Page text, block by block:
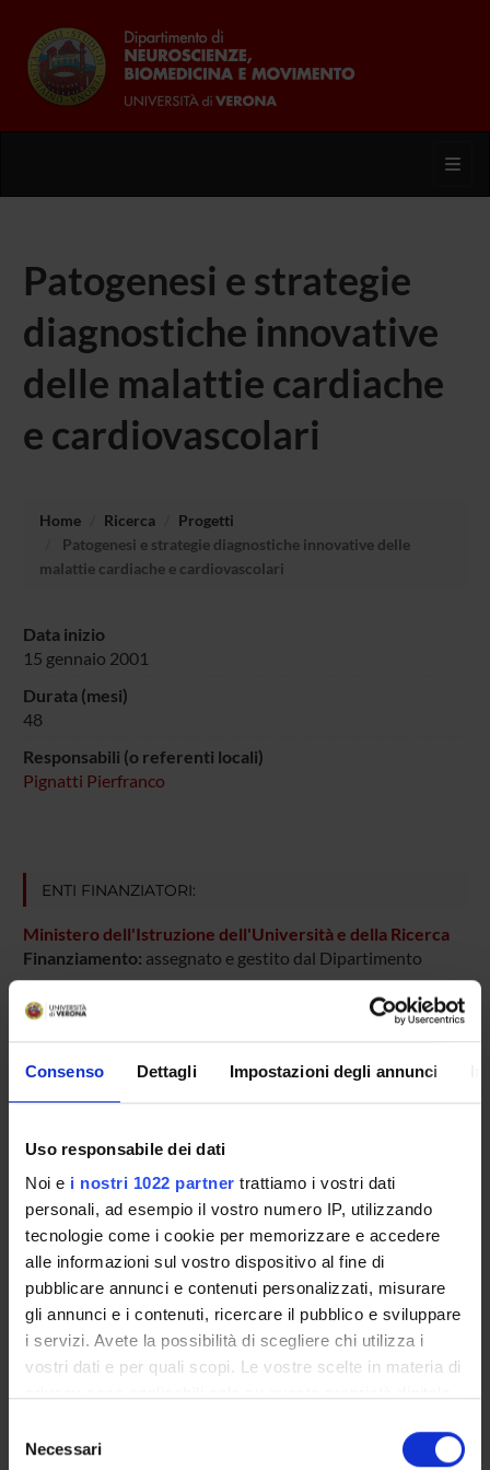
Consenso Dettagli Impostazioni degli annunci
Uso responsabile dei dati
Noi e i nostri 1022 partner trattiamo i vostri dati
personali, ad esempio il vostro numero IP, utilizzando
tecnologie come i cookie per memorizzare e accedere
alle informazioni sul vostro dispositivo al fine di
pubblicare annunci e contenuti personalizzati, misurare
gli annunci e i contenuti, ricercare il pubblico e sviluppare
i servizi. Avete la possibilità di scegliere chi utilizza i
vostri dati e per quali scopi. Le vostre scelte in materia di
modificare o revocare il proprio consenso in qualsiasi
delNecessari
Patogenesi e strategie
diagnostiche innovative
delle malattie cardiache
e cardiovascolari
Home Ricerca
Progetti
Patogenesi e strategie diagnostiche innovative delle
malattie cardiache e cardiovascolari
Data inizio
15 gennaio 2001
Durata (mesi)
48
Responsabili (o referenti locali)
Pignatti Pierfranco
ENTI FINANZIATORI:
Ministero dell'Istruzione dell'Università e della Ricerca
Finanziamento: assegnato e gestito dal Dipartimento
Pierfranco Pignatti
SEZIONI
Biologia e Genetica
ATTIVITÀ
GRUPPI DI RICERCA
SEZIONI